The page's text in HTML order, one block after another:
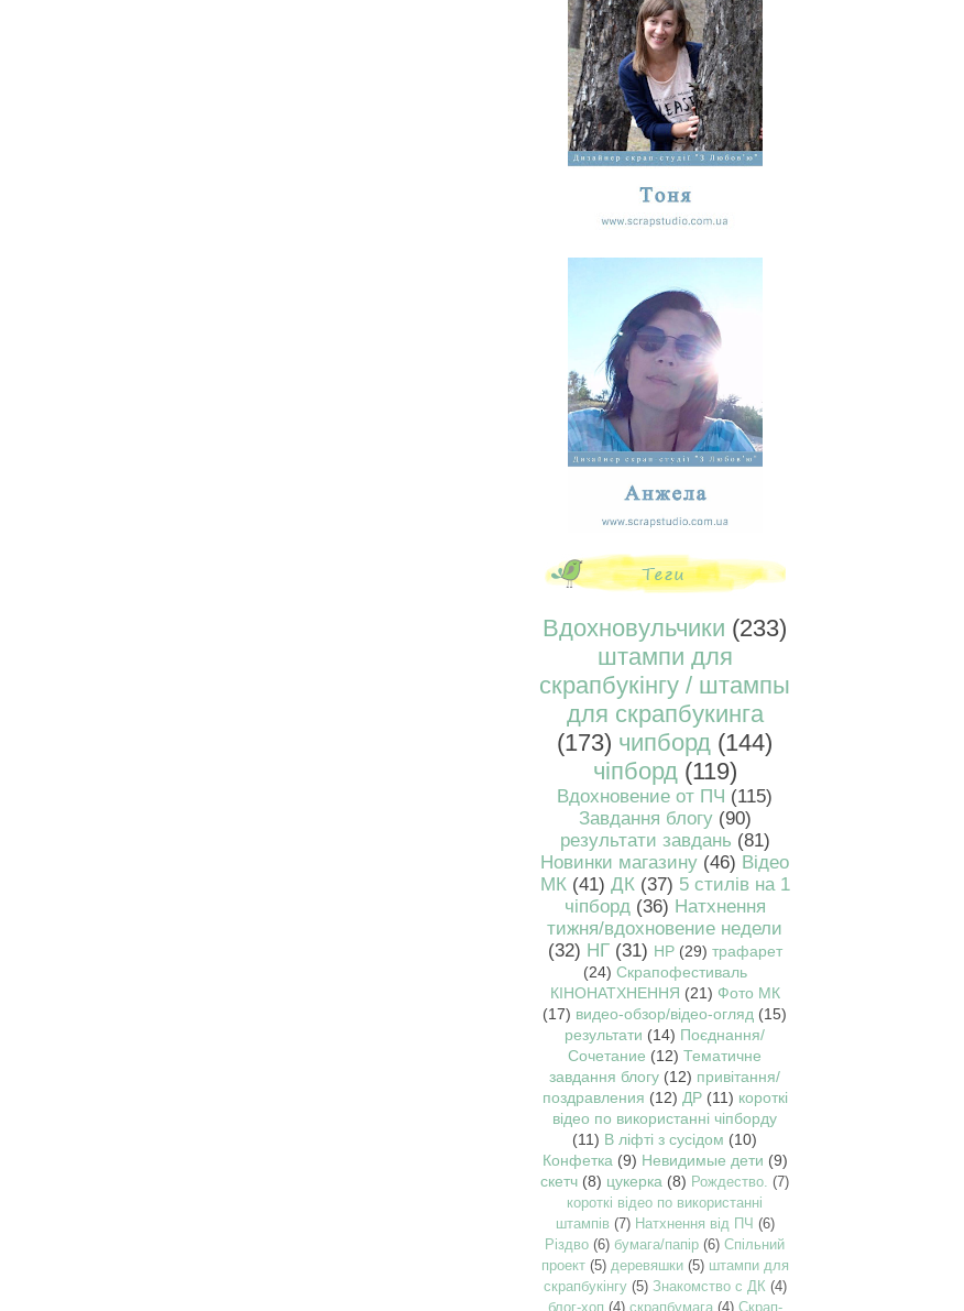
Вдохновульчики (233)
штампи для
скрапбукінгу / штампы
для скрапбукинга
(173) чипборд (144)
чіпборд (119)
Вдохновение от ПЧ (115)
Завдання блогу (90)
результати завдань (81)
Новинки магазину (46) Відео
МК (41) ДК (37) 5 стилів на 1
чіпборд (36) Натхнення
тижня/вдохновение недели
(32) НГ (31) НР (29) трафарет
(24) Скрапофестиваль
КІНОНАТХНЕННЯ (21) Фото МК
(17) видео-обзор/відео-огляд (15)
результати (14) Поєднання/
Сочетание (12) Тематичне
завдання блогу (12) привітання/
поздравления (12) ДР (11) короткі
відео по використанні чіпборду
(11) В ліфті з сусідом (10)
Конфетка (9) Невидимые дети (9)
скетч (8) цукерка (8) Рождество. (7)
короткі відео по використанні
штампів (7) Натхнення від ПЧ (6)
Різдво (6) бумага/папір (6) Спільний
проект (5) деревяшки (5) штампи для
скрапбукінгу (5) Знакомство с ДК (4)
блог-хоп (4) скрапбумага (4) Скрап-